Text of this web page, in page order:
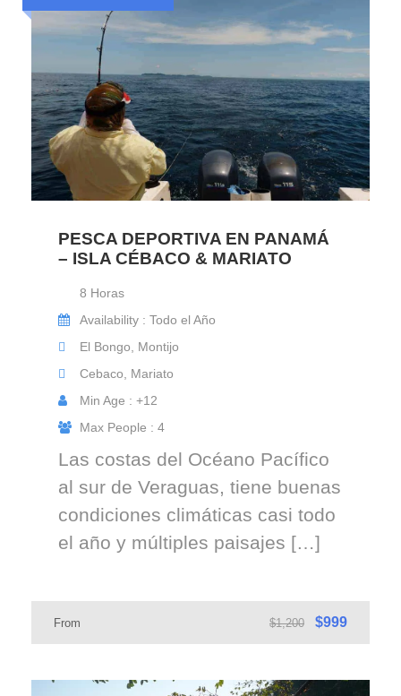
PESCA DEPORTIVA EN PANAMÁ
– ISLA CÉBACO & MARIATO
8 Horas
Availability : Todo el Año
El Bongo, Montijo
Cebaco, Mariato
Min Age : +12
Max People : 4
Las costas del Océano Pacífico
al sur de Veraguas, tiene buenas
condiciones climáticas casi todo
el año y múltiples paisajes […]
From $1,200 $999